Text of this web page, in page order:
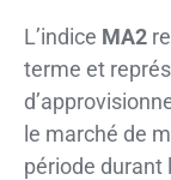
L’indice MA2
terme et
le marché de
période durant